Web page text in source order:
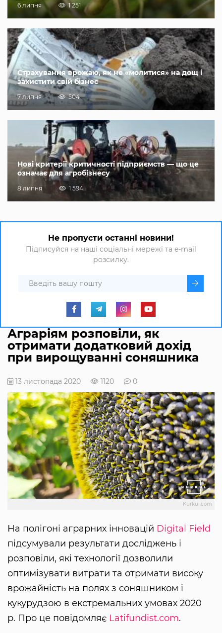
6 липня 1 251
Страхування врожаю, як не «молитися» на дощ і
захистити свій бізнес
7 липня 504
Нові критерії критичності підприємств — що це
означає для агробізнесу
8 липня 1 594
Не пропусти останні новини!
Підписуйся на наші соціальні мережі та e-mail
розсилку.
Аграріям розповіли, як
отримати додатковий дохід
при вирощуванні соняшника
13 листопада 2020 1120 0
Kurkul.com
На полігоні аграрних інновацій Digital Field
підсумували результати досліджень і
розповіли, які технології дозволили
оптимізувати витрати та отримати високу
врожайність на полях з соняшником і
кукурудзою в екстремальних умовах 2020
р. Про це повідомляє Latifundist.com.